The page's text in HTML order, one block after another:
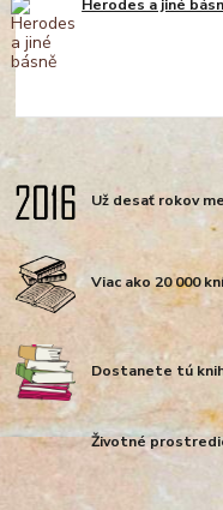
Herodes a jiné
Už desať rokov
Viac ako 20 000
Dostanete tú
Životné